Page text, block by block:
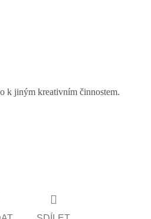
k jiným kreativním činnostem.